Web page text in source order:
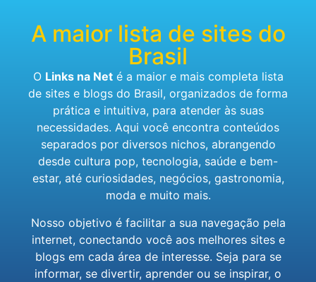
A maior lista de sites do
Brasil
O Links na Neté a maior e mais completa lista
de sites e blogs do Brasil, organizados de forma
prática e intuitiva, para atender às suas
necessidades. Aqui você encontra conteúdos
separados por diversos nichos, abrangendo
desde cultura pop, tecnologia, saúde e bem-
estar, até curiosidades, negócios, gastronomia,
moda e muito mais.
Nosso objetivo é facilitar a sua navegação pela
internet, conectando você aos melhores sites e
blogs em cada área de interesse. Seja para se
informar, se divertir, aprender ou se inspirar, o